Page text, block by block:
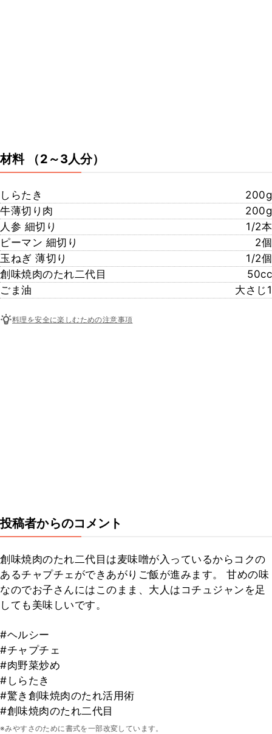
材料 （2～3人分）
しらたき
200g
牛薄切り肉
200g
人参 細切り
1/2本
ピーマン 細切り
2個
玉ねぎ 薄切り
1/2個
創味焼肉のたれ二代目
50cc
ごま油
大さじ1
料理を安全に楽しむための注意事項
投稿者からのコメント
創味焼肉のたれ二代目は麦味噌が入っているからコクの
あるチャプチェができあがりご飯が進みます。 甘めの味
なのでお子さんにはこのまま、大人はコチュジャンを足
しても美味しいです。
#ヘルシー
#チャプチェ
#肉野菜炒め
#しらたき
#驚き創味焼肉のたれ活用術
#創味焼肉のたれ二代目
※みやすさのために書式を一部改変しています。